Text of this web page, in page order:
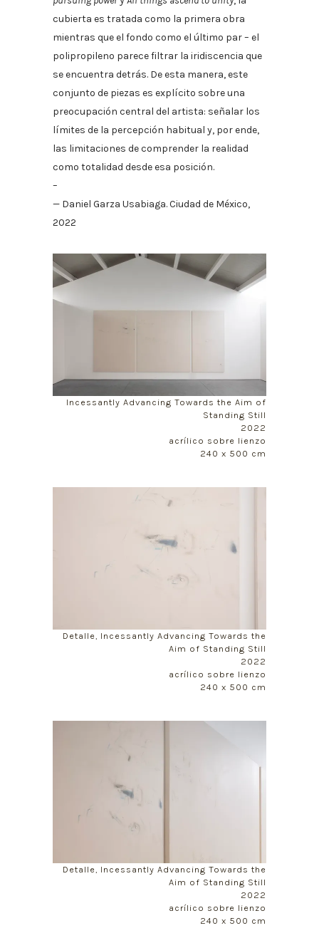
cubierta es tratada como la primera obra
mientras que el fondo como el último par – el
polipropileno parece filtrar la iridiscencia que
se encuentra detrás. De esta manera, este
conjunto de piezas es explícito sobre una
preocupación central del artista: señalar los
límites de la percepción habitual y, por ende,
las limitaciones de comprender la realidad
como totalidad desde esa posición.
–
— Daniel Garza Usabiaga. Ciudad de México,
2022
Incessantly Advancing Towards the Aim of
Standing Still
2022
acrílico sobre lienzo
240 x 500 cm
Detalle, Incessantly Advancing Towards the
Aim of Standing Still
2022
acrílico sobre lienzo
240 x 500 cm
Detalle, Incessantly Advancing Towards the
Aim of Standing Still
2022
acrílico sobre lienzo
240 x 500 cm